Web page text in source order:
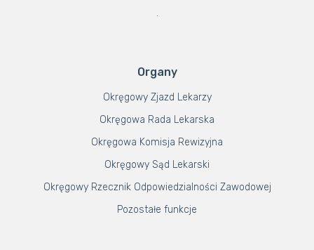
.
Organy
Okręgowy Zjazd Lekarzy
Okręgowa Rada Lekarska
Okręgowa Komisja Rewizyjna
Okręgowy Sąd Lekarski
Okręgowy Rzecznik Odpowiedzialności Zawodowej
Pozostałe funkcje